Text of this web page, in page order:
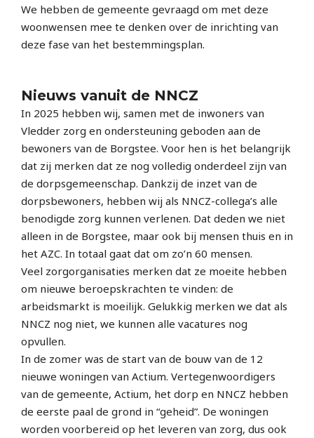
We hebben de gemeente gevraagd om met deze
woonwensen mee te denken over de inrichting van
deze fase van het bestemmingsplan.
Nieuws vanuit de NNCZ
In 2025 hebben wij, samen met de inwoners van
Vledder zorg en ondersteuning geboden aan de
bewoners van de Borgstee. Voor hen is het belangrijk
dat zij merken dat ze nog volledig onderdeel zijn van
de dorpsgemeenschap. Dankzij de inzet van de
dorpsbewoners, hebben wij als NNCZ-collega’s alle
benodigde zorg kunnen verlenen. Dat deden we niet
alleen in de Borgstee, maar ook bij mensen thuis en in
het AZC. In totaal gaat dat om zo’n 60 mensen.
Veel zorgorganisaties merken dat ze moeite hebben
om nieuwe beroepskrachten te vinden: de
arbeidsmarkt is moeilijk. Gelukkig merken we dat als
NNCZ nog niet, we kunnen alle vacatures nog
opvullen.
In de zomer was de start van de bouw van de 12
nieuwe woningen van Actium. Vertegenwoordigers
van de gemeente, Actium, het dorp en NNCZ hebben
de eerste paal de grond in “geheid”. De woningen
worden voorbereid op het leveren van zorg, dus ook